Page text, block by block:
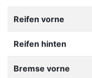
Reifen vorne
Reifen hinten
Bremse vorne